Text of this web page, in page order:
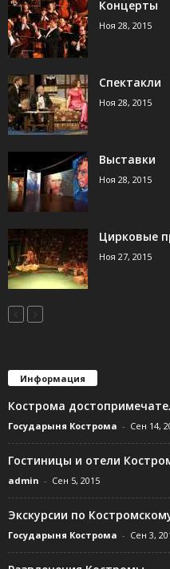
Концерты
Ноя 28, 2015
Спектакли
Ноя 28, 2015
Выставки
Ноя 28, 2015
Цирковые
Ноя 27, 2015
Информация
Кострома
Государыня Кострома - Сен 14,
Гостиницы и отели
admin - Сен 5, 2015
Экскурсии по
Государыня Кострома - Сен 3,